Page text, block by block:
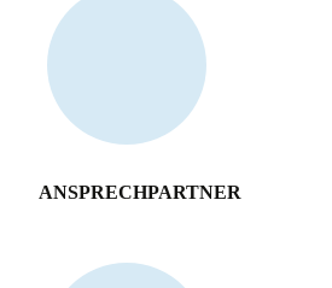
ANSPRECHPARTNER